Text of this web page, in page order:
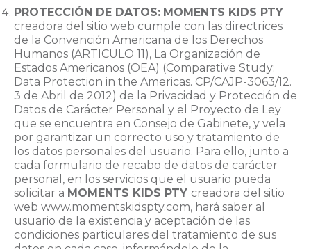
PROTECCIÓN DE DATOS: MOMENTS KIDS PTY
creadora del sitio web cumple con las directrices
de la Convención Americana de los Derechos
Humanos (ARTICULO 11), La Organización de
Estados Americanos (OEA) (Comparative Study:
Data Protection in the Americas. CP/CAJP-3063/12.
3 de Abril de 2012) de la Privacidad y Protección de
Datos de Carácter Personal y el Proyecto de Ley
que se encuentra en Consejo de Gabinete, y vela
por garantizar un correcto uso y tratamiento de
los datos personales del usuario. Para ello, junto a
cada formulario de recabo de datos de carácter
personal, en los servicios que el usuario pueda
solicitar a MOMENTS KIDS PTY creadora del sitio
web www.momentskidspty.com, hará saber al
usuario de la existencia y aceptación de las
condiciones particulares del tratamiento de sus